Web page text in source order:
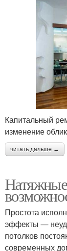
Капитальный
изменение
читать дальше →
Натяжные
Простота
эффекты —
потолков
современных